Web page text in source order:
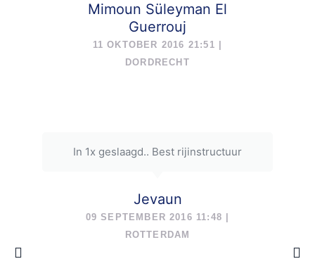
Mimoun Süleyman El
Guerrouj
11 OKTOBER 2016 21:51 |
DORDRECHT
In 1x geslaagd.. Best rijinstructuur
Jevaun
09 SEPTEMBER 2016 11:48 |
ROTTERDAM